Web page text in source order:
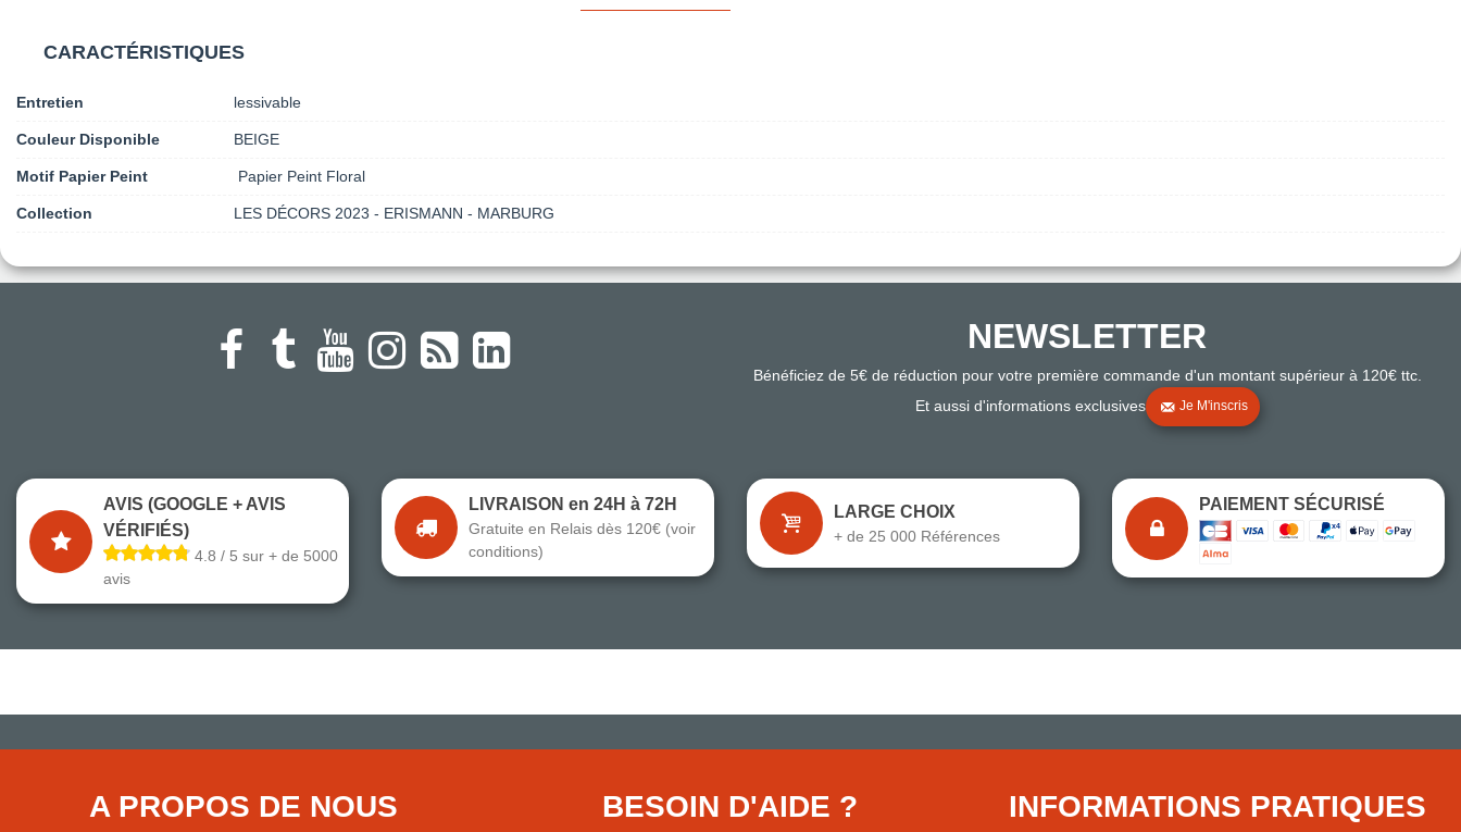
CARACTÉRISTIQUES
Entretien lessivable
Couleur Disponible BEIGE
Motif Papier Peint Papier Peint Floral
Collection LES DÉCORS 2023 - ERISMANN - MARBURG
● Exceptionnel
● Exceptionnel
NEWSLETTER
Bénéficiez de 5€ de réduction pour votre première commande d'un montant supérieur à 120€ ttc.
Et aussi d'informations exclusives
Je M'inscris
AVIS (GOOGLE + AVIS
VÉRIFIÉS)
4.8 / 5 sur + de 5000
avis
LIVRAISON en 24H à 72H
Gratuite en Relais dès 120€ (voir
conditions)
LARGE CHOIX
+ de 25 000 Références
PAIEMENT SÉCURISÉ
A PROPOS DE NOUS BESOIN D'AIDE ? INFORMATIONS PRATIQUES